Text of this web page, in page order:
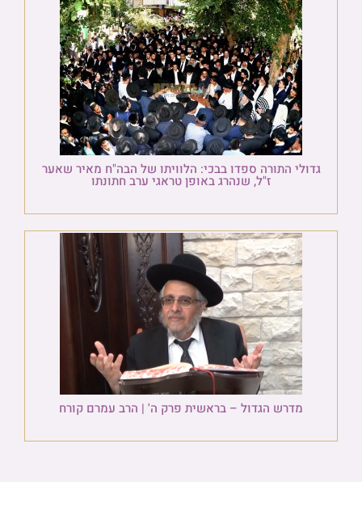
גדולי התורה ספדו בבכי: הלוויתו של הבה"ח מאיר שאער
ז"ל, שנהרג באופן טראגי ערב חתונתו
מדרש הגדול – בראשית פרק ה' | הרב עמרם קורח